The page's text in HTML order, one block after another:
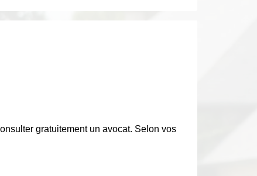
gratuitement un avocat. Selon vos